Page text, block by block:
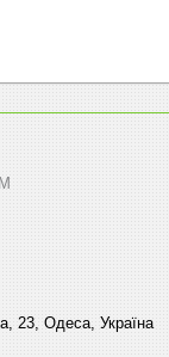
23, Одеса, Україна